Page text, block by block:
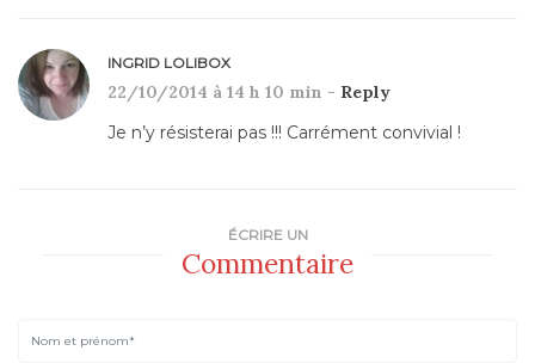
INGRID LOLIBOX
22/10/2014 à 14 h 10 min - Reply
Je n’y résisterai pas !!! Carrément convivial !
ÉCRIRE UN
Commentaire